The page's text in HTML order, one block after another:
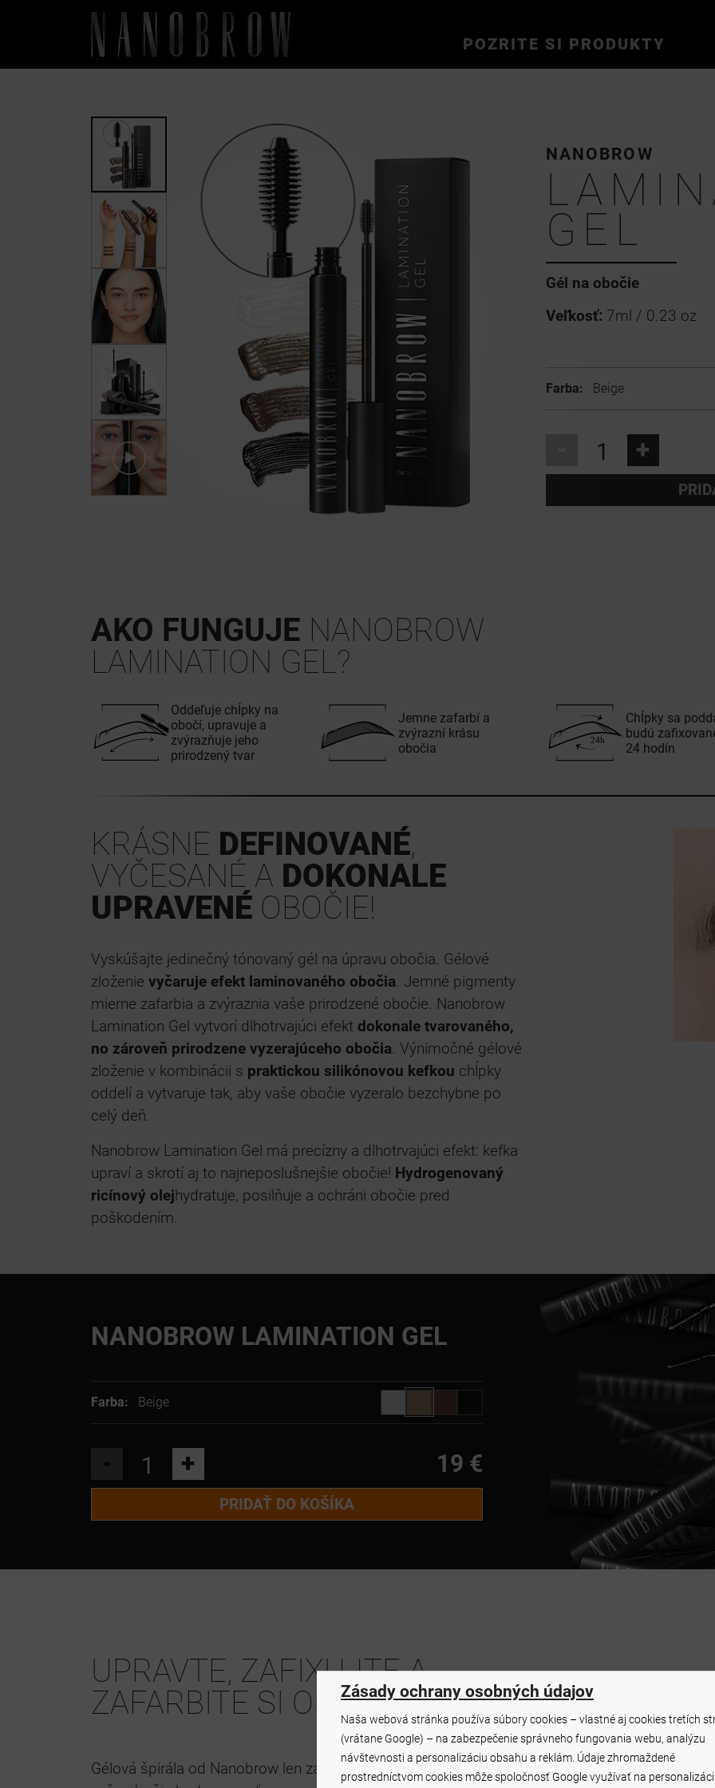
POZRITE SI PRODUKTY
NANOBROW
GEL
Gél na obočie
Veľkosť: 7ml / 0.23 oz
Farba: Beige
+
AKO FUNGUJE NANOBROW
LAMINATION GEL?
Oddeľuje chĺpky na
obočí, upravuje a
zvýrazňuje jeho
prirodzený tvar
Jemne zafarbí a
zvýrazní krásu
obočia
Chĺpky sa
budú
24 hodín
KRÁSNE DEFINOVANÉ,
VYČESANÉ A DOKONALE
UPRAVENÉ OBOČIE!
Vyskúšajte jedinečný tónovaný gél na úpravu obočia. Gélové
zloženie vyčaruje efekt laminovaného obočia. Jemné pigmenty
mierne zafarbia a zvýraznia vaše prirodzené obočie. Nanobrow
Lamination Gel vytvorí dlhotrvajúci efekt dokonale tvarovaného,
no zároveň prirodzene vyzerajúceho obočia. Výnimočné gélové
zloženie v kombinácii s praktickou silikónovou kefkou chĺpky
oddelí a vytvaruje tak, aby vaše obočie vyzeralo bezchybne po
celý deň.
Nanobrow Lamination Gel má precízny a dlhotrvajúci efekt: kefka
upraví a skrotí aj to najneposlušnejšie obočie! Hydrogenovaný
ricínový olejhydratuje, posilňuje a ochráni obočie pred
poškodením.
NANOBROW LAMINATION GEL
Farba: Beige
+ 19 €
PRIDAŤ DO KOŠÍKA
UPRAVTE, ZAFIXUJTE A
ZAFARBITE SI OBOČIE!
Gélová špirála od Nanobrow len za niekoľko sekúnd dokáže, že
Zásady ochrany osobných údajov
Naša webová stránka používa súbory cookies – vlastné aj cookies tretích
(vrátane Google) – na zabezpečenie správneho fungovania webu, analýzu
návštevnosti a personalizáciu obsahu a reklám. Údaje zhromaždené
prostredníctvom cookies môže spoločnosť Google využívať na